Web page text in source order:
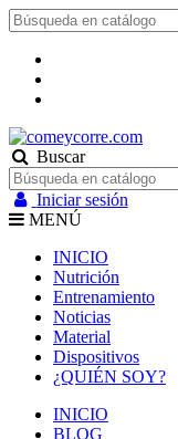
Buscar
Iniciar sesión
MENÚ
INICIO
Nutrición
Entrenamiento
Noticias
Material
Dispositivos
¿QUIÉN SOY?
INICIO
BLOG